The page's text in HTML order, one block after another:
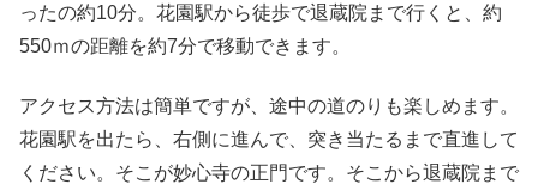
ったの約10分。花園駅から徒歩で退蔵院まで行くと、約
550ｍの距離を約7分で移動できます。
アクセス方法は簡単ですが、途中の道のりも楽しめます。
花園駅を出たら、右側に進んで、突き当たるまで直進して
ください。そこが妙心寺の正門です。そこから退蔵院まで